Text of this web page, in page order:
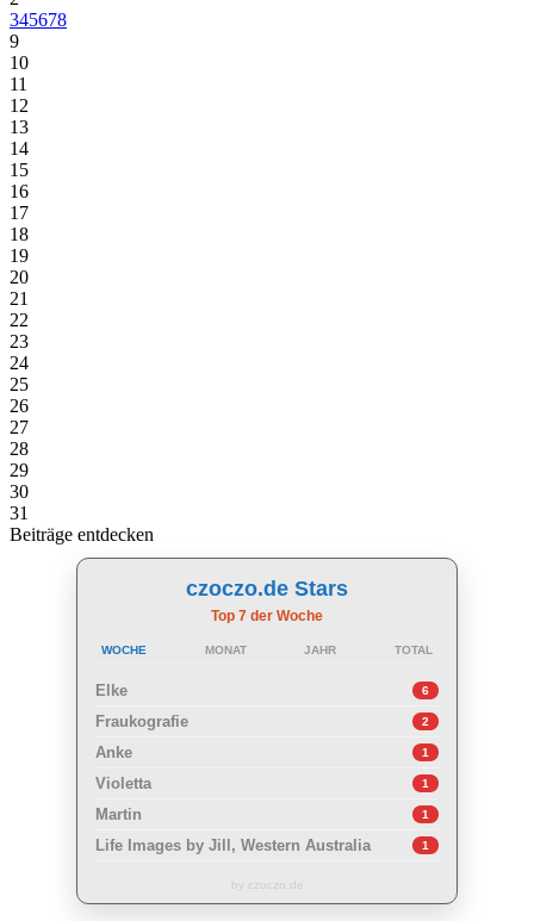
345678
9
10
11
12
13
14
15
16
17
18
19
20
21
22
23
24
25
26
27
28
29
30
31
Beiträge entdecken
czoczo.de Stars
Top 7 der Woche
WOCHE MONAT JAHR TOTAL
Elke 6
Fraukografie 2
Anke 1
Violetta 1
Martin 1
Life Images by Jill, Western Australia 1
by czoczo.de